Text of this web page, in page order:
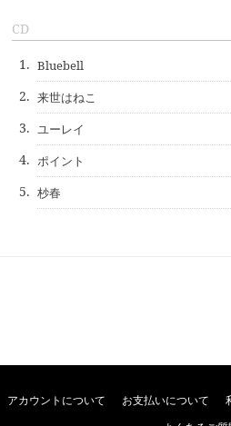
CD
1. Bluebell
2. 来世はねこ
3. ユーレイ
4. ポイント
5. 杪春
アカウントについて お支払いについて